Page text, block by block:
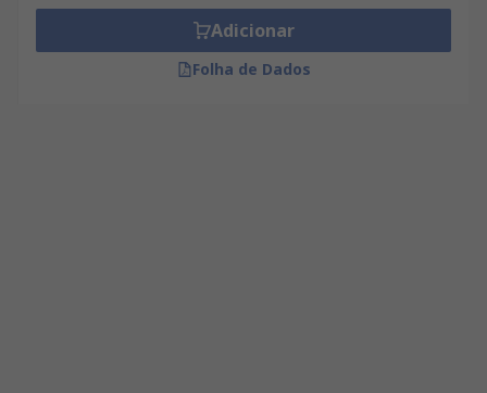
Adicionar
Folha de Dados